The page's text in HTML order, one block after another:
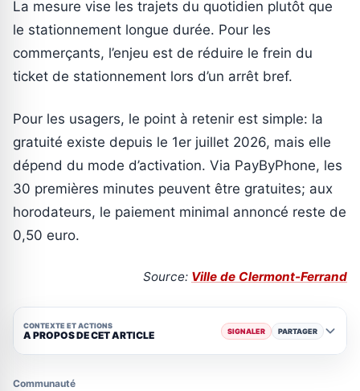
La mesure vise les trajets du quotidien plutôt que
le stationnement longue durée. Pour les
commerçants, l’enjeu est de réduire le frein du
ticket de stationnement lors d’un arrêt bref.
Pour les usagers, le point à retenir est simple: la
gratuité existe depuis le 1er juillet 2026, mais elle
dépend du mode d’activation. Via PayByPhone, les
30 premières minutes peuvent être gratuites; aux
horodateurs, le paiement minimal annoncé reste de
0,50 euro.
Source: Ville de Clermont-Ferrand
CONTEXTE ET ACTIONS
A PROPOS DE CET ARTICLE SIGNALER PARTAGER
Communauté